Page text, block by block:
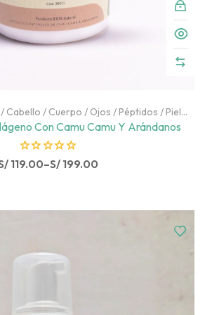
/ Cabello / Cuerpo / Ojos /Péptidos /Piel
Puntos Negros Retinol / Rostro
SALE/Vitamina C
Boost Colágeno Con Camu Camu Y Arándanos
R
e
o
119.00–S/199.00